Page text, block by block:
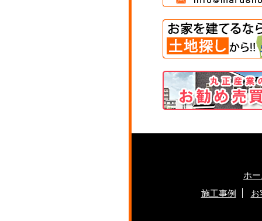
ホ
施工事例
お